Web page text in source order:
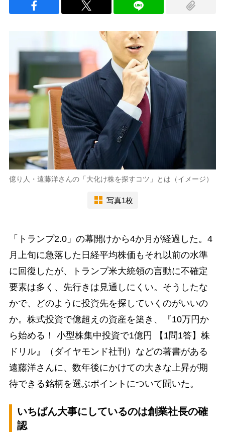
億り人・遠藤洋さんの「大化け株を探すコツ」とは（イメージ）
写真1枚
「トランプ2.0」の幕開けから4か月が経過した。4
月上旬に急落した日経平均株価もそれ以前の水準
に回復したが、トランプ米大統領の言動に不確定
要素は多く、先行きは見通しにくい。そうしたな
かで、どのように投資先を探していくのがいいの
か。株式投資で億超えの資産を築き、『10万円か
ら始める！ 小型株集中投資で1億円 【1問1答】株
ドリル』（ダイヤモンド社刊）などの著書がある
遠藤洋さんに、数年後にかけての大きな上昇が期
待できる銘柄を選ぶポイントについて聞いた。
いちばん大事にしているのは創業社長の確
認